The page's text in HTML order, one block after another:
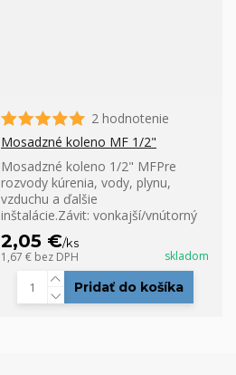
2 hodnotenie
Mosadzné koleno MF 1/2"
Mosadzné koleno 1/2" MFPre
rozvody kúrenia, vody, plynu,
vzduchu a ďalšie
inštalácie.Závit: vonkajší/vnútorný
2,05 €/ks
1,67 € bez DPH skladom
Pridať do košíka